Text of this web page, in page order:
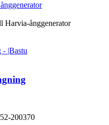
Harvia-ånggenerator
200370